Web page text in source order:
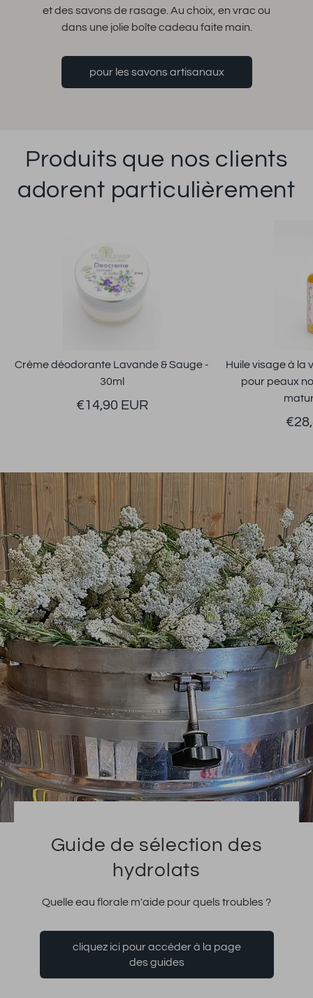
et des savons de rasage. Au choix, en vrac ou
dans une jolie boîte cadeau faite main.
pour les savons artisanaux
Produits que nos clients
adorent particulièrement
Crème déodorante Lavande & Sauge -
30ml
€14,90 EUR
Huile visage à la
pour peaux
Guide de sélection des
hydrolats
Quelle eau florale m'aide pour quels troubles ?
cliquez ici pour accéder à la page
des guides